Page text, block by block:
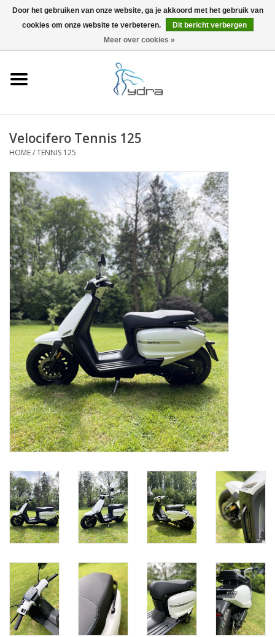
0 Artikelen - €0,00
Accessoires
Blog
Velocifero Tennis 125
HOME/TENNIS 125
Door het gebruiken van onze website, ga je akkoord met het gebruik van
cookies om onze website te verbeteren.
Dit bericht verbergen
Meer over cookies »